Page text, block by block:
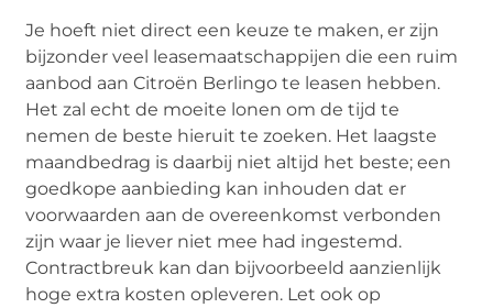
Je hoeft niet direct een keuze te maken, er zijn
bijzonder veel leasemaatschappijen die een ruim
aanbod aan Citroën Berlingo te leasen hebben.
Het zal echt de moeite lonen om de tijd te
nemen de beste hieruit te zoeken. Het laagste
maandbedrag is daarbij niet altijd het beste; een
goedkope aanbieding kan inhouden dat er
voorwaarden aan de overeenkomst verbonden
zijn waar je liever niet mee had ingestemd.
Contractbreuk kan dan bijvoorbeeld aanzienlijk
hoge extra kosten opleveren. Let ook op